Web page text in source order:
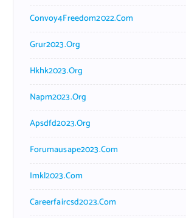
Convoy4Freedom2022.com
Grur2023.org
Hkhk2023.org
Napm2023.org
Apsdfd2023.org
Forumausape2023.com
Imkl2023.com
Careerfaircsd2023.com